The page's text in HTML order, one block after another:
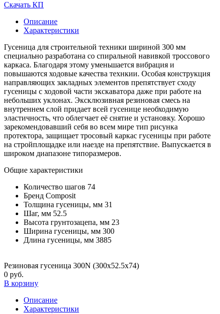
Скачать КП
Описание
Характеристики
Гусеница для строительной техники шириной 300 мм
специально разработана со спиральной навивкой троссового
каркаса. Благодаря этому уменьшается вибрация и
повышаются ходовые качества технкии. Особая конструкция
направляющих закладных элементов препятствует сходу
гусеницы с ходовой части экскаватора даже при работе на
небольших уклонах. Эксклюзивная резиновая смесь на
внутреннем слой придает всей гусенице необходимую
эластичность, что облегчает её снятие и установку. Хорошо
зарекомендовавший себя во всем мире тип рисунка
протектора, защищает тросовый каркас гусеницы при работе
на стройплощадке или наезде на препятствие. Выпускается в
широком диапазоне типоразмеров.
Общие характеристики
Количество шагов 74
Бренд Composit
Толщина гусеницы, мм 31
Шаг, мм 52.5
Высота грунтозацепа, мм 23
Ширина гусеницы, мм 300
Длина гусеницы, мм 3885
Резиновая гусеница 300N (300х52.5х74)
0 руб.
В корзину
Описание
Характеристики